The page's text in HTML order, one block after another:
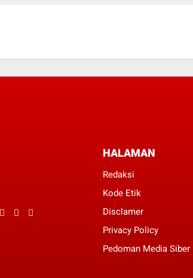
HALAMAN
Redaksi
Kode Etik
Disclamer
Privacy Policy
Pedoman Media Siber